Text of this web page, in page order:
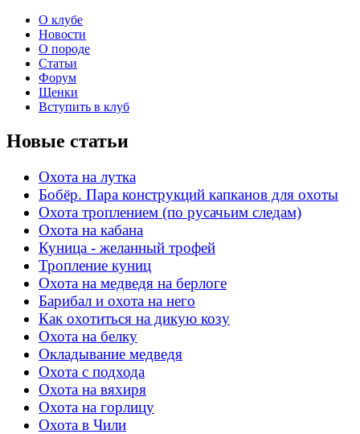
О клубе
Новости
О породе
Статьи
Форум
Щенки
Вступить в клуб
Новые статьи
Охота на лутка
Бобёр. Пара конструкций капканов для охоты
Охота троплением (по русачьим следам)
Охота на кабана
Куница - желанный трофей
Тропление куниц
Охота на медведя на берлоге
Барибал и охота на него
Как охотиться на дикую козу
Охота на белку
Окладывание медведя
Охота с подхода
Охота на вяхиря
Охота на горлицу
Охота в Чили